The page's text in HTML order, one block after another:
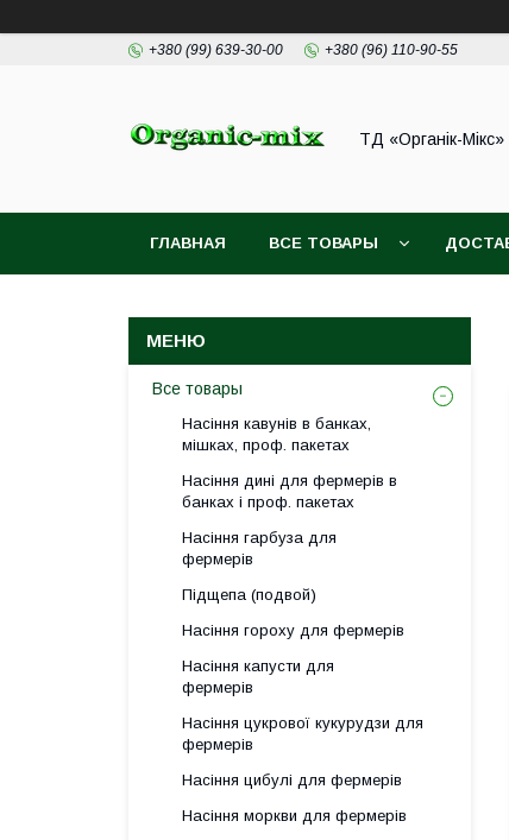
+380 (99) 639-30-00 +380 (96) 110-90-55
ТД «Органік-Мікс»
ГЛАВНАЯ ВСЕ ТОВАРЫ
Все товары
Насіння кавунів в банках,
мішках, проф. пакетах
Насіння дині для фермерів в
банках і проф. пакетах
Насіння гарбуза для
фермерів
Підщепа (подвой)
Насіння гороху для фермерів
Насіння капусти для
фермерів
Насіння цукрової кукурудзи для
фермерів
Насіння цибулі для фермерів
Насіння моркви для фермерів